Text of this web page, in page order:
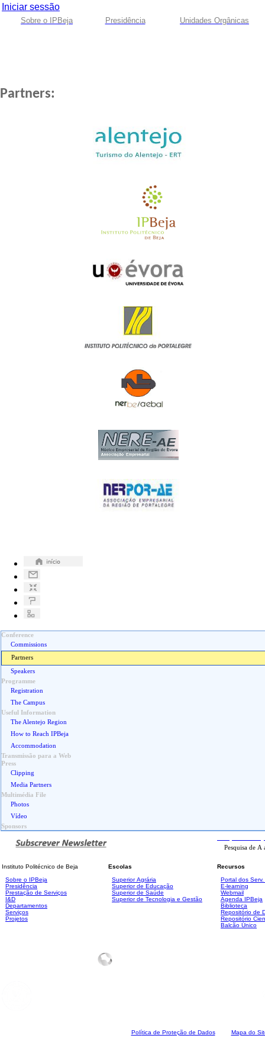
Iniciar sessão
Sobre o IPBeja Presidência Unidades Orgânicas
Partners:
Conference
Commissions
Partners
Speakers
Programme
Registration
The Campus
Useful Information
The Alentejo Region
How to Reach IPBeja
Accommodation
Transmissão para a Web
Press
Clipping
Media Partners
Multimédia File
Photos
Vídeo
Sponsors
Instituto Politécnico de Beja
Sobre o IPBeja
Presidência
Prestação de Serviços
I&D
Departamentos
Serviços
Projetos
Escolas
Superior Agrária
Superior de Educação
Superior de Saúde
Superior de Tecnologia e Gestão
Recursos
Portal dos
E-learning
Webmail
Agenda IPBeja
Biblioteca
Repositório de
Repositório
Balcão Único
Política de Proteção de Dados Mapa do